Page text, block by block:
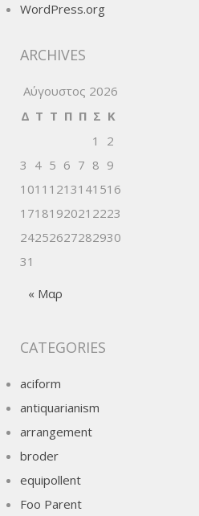
WordPress.org
ARCHIVES
Αύγουστος 2026
Δ Τ Τ Π Π Σ Κ
1
2
3 4 5 6 7 8 9
1011 1213141516
1718192021 2223
24252627282930
31
« Μαρ
CATEGORIES
aciform
antiquarianism
arrangement
broder
equipollent
Foo Parent